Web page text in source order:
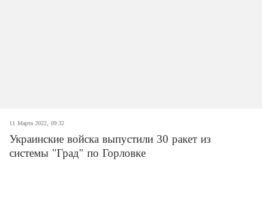
11 Марта 2022, 09:32
Украинские войска выпустили 30 ракет из
системы "Град" по Горловке